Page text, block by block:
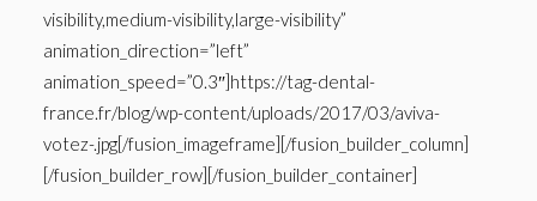
visibility,medium-visibility,large-visibility”
animation_direction=”left”
animation_speed=”0.3″]https://tag-dental-
france.fr/blog/wp-content/uploads/2017/03/aviva-
votez-.jpg[/fusion_imageframe][/fusion_builder_column]
[/fusion_builder_row][/fusion_builder_container]